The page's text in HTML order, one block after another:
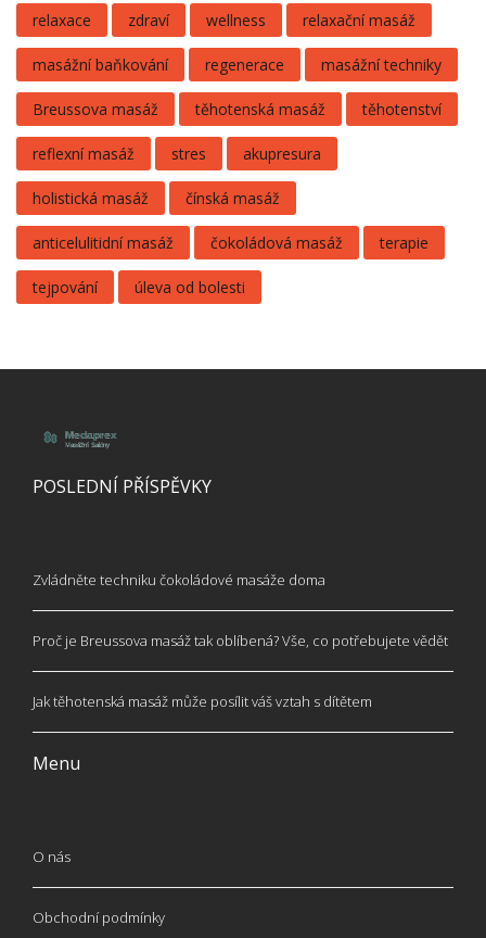
relaxace zdraví wellness relaxační masáž
masážní baňkování regenerace masážní techniky
Breussova masáž těhotenská masáž těhotenství
reflexní masáž stres akupresura
holistická masáž čínská masáž
anticelulitidní masáž čokoládová masáž terapie
tejpování úleva od bolesti
POSLEDNÍ PŘÍSPĚVKY
Zvládněte techniku čokoládové masáže doma
Proč je Breussova masáž tak oblíbená? Vše, co potřebujete vědět
Jak těhotenská masáž může posílit váš vztah s dítětem
Menu
O nás
Obchodní podmínky